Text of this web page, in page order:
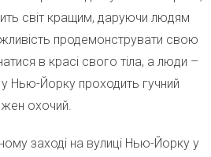
світ кращим, даруючи людям
продемонструвати свою
в красі свого тіла, а люди –
Нью-Йорку проходить гучний
охочий.
заході на вулиці Нью-Йорку у